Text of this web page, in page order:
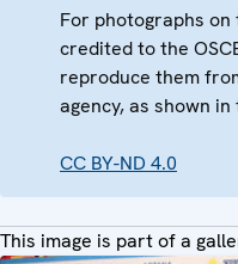
For photographs
credited to the
reproduce them
agency, as shown
CC BY-ND 4.0
This image is part of a